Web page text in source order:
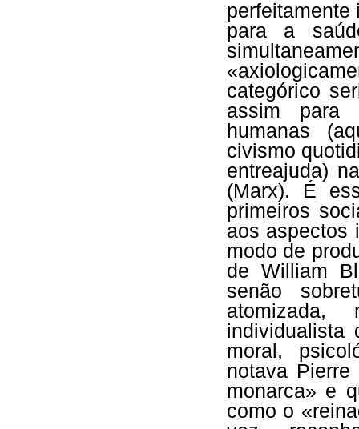
perfeitamente
para a
categórico
assim para
humanas
civismo
entreajuda)
(Marx). É
primeiros
aos aspectos
modo de
de William
senão
atomizada,
individualista
moral,
notava
monarca» e
como o